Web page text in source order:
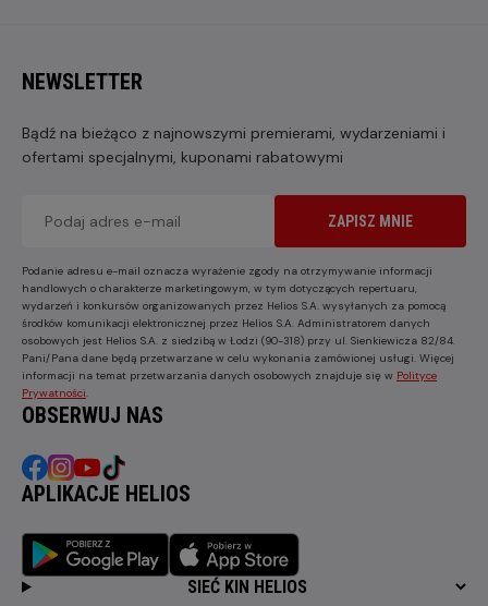
NEWSLETTER
Bądź na bieżąco z najnowszymi premierami, wydarzeniami i
ofertami specjalnymi, kuponami rabatowymi
ZAPISZ MNIE
Podanie adresu e-mail oznacza wyrażenie zgody na otrzymywanie informacji
handlowych o charakterze marketingowym, w tym dotyczących repertuaru,
wydarzeń i konkursów organizowanych przez Helios S.A. wysyłanych za pomocą
środków komunikacji elektronicznej przez Helios S.A. Administratorem danych
osobowych jest Helios S.A. z siedzibą w Łodzi (90-318) przy ul. Sienkiewicza 82/84.
Pani/Pana dane będą przetwarzane w celu wykonania zamówionej usługi. Więcej
informacji na temat przetwarzania danych osobowych znajduje się w Polityce
Prywatności.
OBSERWUJ NAS
APLIKACJE HELIOS
SIEĆ KIN HELIOS